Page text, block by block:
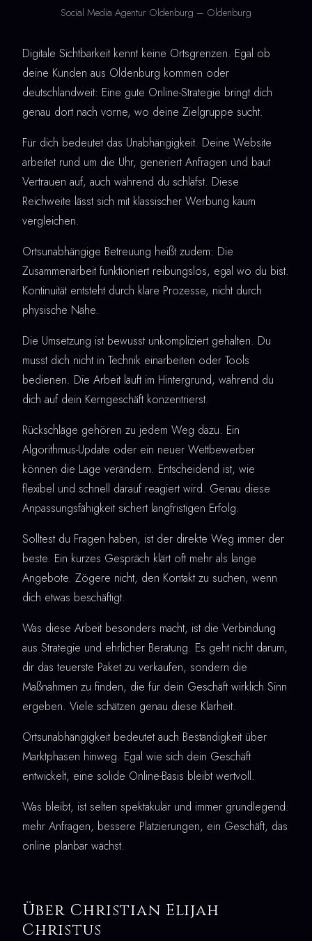
Social Media Agentur Oldenburg – Oldenburg
Digitale Sichtbarkeit kennt keine Ortsgrenzen. Egal ob
deine Kunden aus Oldenburg kommen oder
deutschlandweit: Eine gute Online-Strategie bringt dich
genau dort nach vorne, wo deine Zielgruppe sucht.
Für dich bedeutet das Unabhängigkeit. Deine Website
arbeitet rund um die Uhr, generiert Anfragen und baut
Vertrauen auf, auch während du schläfst. Diese
Reichweite lässt sich mit klassischer Werbung kaum
vergleichen.
Ortsunabhängige Betreuung heißt zudem: Die
Zusammenarbeit funktioniert reibungslos, egal wo du bist.
Kontinuität entsteht durch klare Prozesse, nicht durch
physische Nähe.
Die Umsetzung ist bewusst unkompliziert gehalten. Du
musst dich nicht in Technik einarbeiten oder Tools
bedienen. Die Arbeit läuft im Hintergrund, während du
dich auf dein Kerngeschäft konzentrierst.
Rückschläge gehören zu jedem Weg dazu. Ein
Algorithmus-Update oder ein neuer Wettbewerber
können die Lage verändern. Entscheidend ist, wie
flexibel und schnell darauf reagiert wird. Genau diese
Anpassungsfähigkeit sichert langfristigen Erfolg.
Solltest du Fragen haben, ist der direkte Weg immer der
beste. Ein kurzes Gespräch klärt oft mehr als lange
Angebote. Zögere nicht, den Kontakt zu suchen, wenn
dich etwas beschäftigt.
Was diese Arbeit besonders macht, ist die Verbindung
aus Strategie und ehrlicher Beratung. Es geht nicht darum,
dir das teuerste Paket zu verkaufen, sondern die
Maßnahmen zu finden, die für dein Geschäft wirklich Sinn
ergeben. Viele schätzen genau diese Klarheit.
Ortsunabhängigkeit bedeutet auch Beständigkeit über
Marktphasen hinweg. Egal wie sich dein Geschäft
entwickelt, eine solide Online-Basis bleibt wertvoll.
Was bleibt, ist selten spektakulär und immer grundlegend:
mehr Anfragen, bessere Platzierungen, ein Geschäft, das
online planbar wächst.
Über Christian Elijah
Christus